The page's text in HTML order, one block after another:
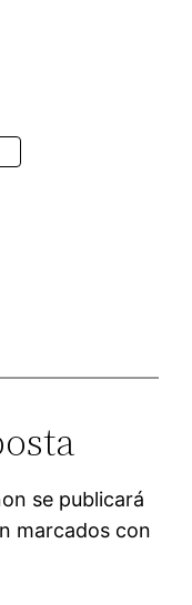
se publicará
marcados con